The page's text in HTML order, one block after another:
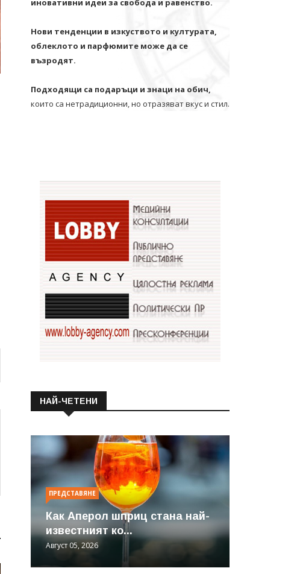
иновативни идеи за свобода и равенство.
Нови тенденции в изкуството и културата,
облеклото и парфюмите може да се
възродят.
Подходящи са подаръци и знаци на обич,
които са нетрадиционни, но отразяват вкус и стил.
НАЙ-ЧЕТЕНИ
ПРЕДСТАВЯНЕ
Как Аперол шприц стана най-
известният ко...
Август 05, 2026